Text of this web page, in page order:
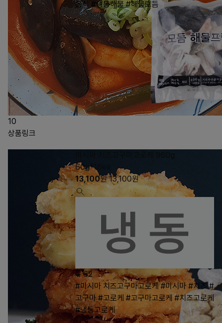
10
음식 #냉동해물 #해물모듬
상품링크
60g*16ea
13,100원 13,100원
62
#미시마 치즈고구마고로케 #미시마 #치즈 #
고구마 #고로케 #고구마고로케 #치즈고로케
#냉동고로케